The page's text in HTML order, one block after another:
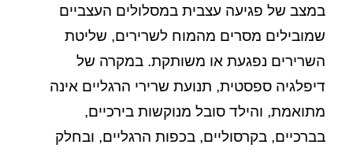
במצב של פגיעה עצבית במסלולים העצביים
שמובילים מסרים מהמוח לשרירים, שליטת
השרירים נפגעת או משותקת. במקרה של
דיפלגיה ספסטית, תנועת שרירי הרגליים אינה
מתואמת, והילד סובל מנוקשות בירכיים,
בברכיים, בקרסוליים, בכפות הרגליים, ובחלק